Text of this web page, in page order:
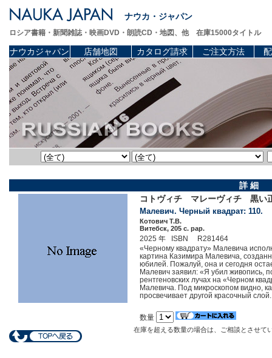
ナウカ・ジャパン
ロシア書籍・新聞雑誌・映画DVD・朗読CD・地図、他 在庫15000タイトル
ナウカジャパン 店舗地図 カタログ請求 ご注文方法
詳 細
コトヴィチ マレーヴィチ 黒
Малевич. Черный квадрат: 110.
Котович Т.В.
Витебск, 205 c. pap.
2025 年 ISBN R281464
«Черному квадрату» Малевича
картина Казимира Малевича,
юбилей. Пожалуй, она и сегодня
Малевич заявил: «Я убил живопись,
рентгеновских лучах на «Черном
Малевича. Под микроскопом видно,
просвечивает другой красочный слой.
数量
在庫を超える数量の場合は、ご相談とさせて